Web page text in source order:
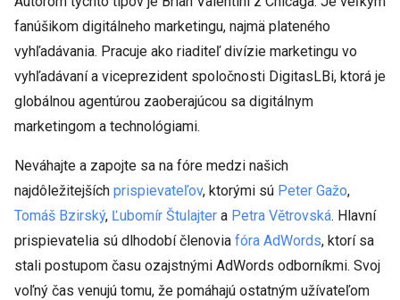
fanúšikom digitálneho marketingu, najmä plateného
vyhľadávania. Pracuje ako riaditeľ divízie marketingu vo
vyhľadávaní a viceprezident spoločnosti DigitasLBi, ktorá je
globálnou agentúrou zaoberajúcou sa digitálnym
marketingom a technológiami.
Neváhajte a zapojte sa na fóre medzi našich
najdôležitejších prispievateľov, ktorými sú Peter Gažo,
Tomáš Bzirský, Ľubomír Štulajter a Petra Větrovská. Hlavní
prispievatelia sú dlhodobí členovia fóra AdWords, ktorí sa
stali postupom času ozajstnými AdWords odborníkmi. Svoj
voľný čas venujú tomu, že pomáhajú ostatným užívateľom